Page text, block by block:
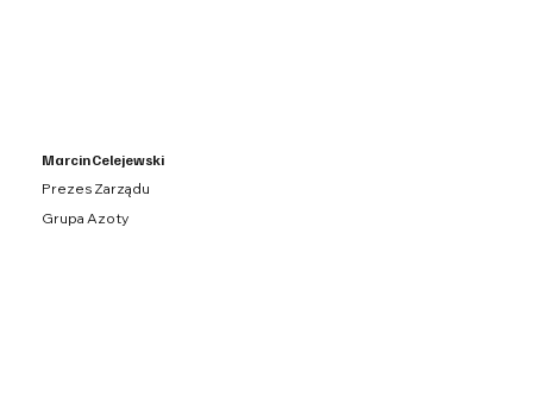
Marcin Celejewski
Prezes Zarządu
Grupa Azoty